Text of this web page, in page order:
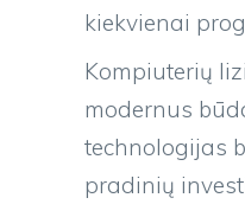
kiekvienai
Kompiuterių
modernus
technologijas
pradinių